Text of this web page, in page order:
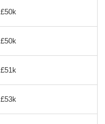
£50k
£50k
£51k
£53k